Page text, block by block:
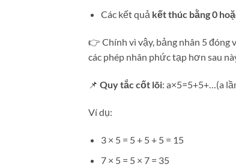
Các kết quả kết thúc bằng 0
👉 Chính vì vậy, bảng nhân 5 đóng
các phép nhân phức tạp hơn sau
📌 Quy tắc cốt lõi: a×5=5+5+…(a
Ví dụ:
3 × 5 = 5 + 5 + 5 = 15
7 × 5 = 5 × 7 = 35